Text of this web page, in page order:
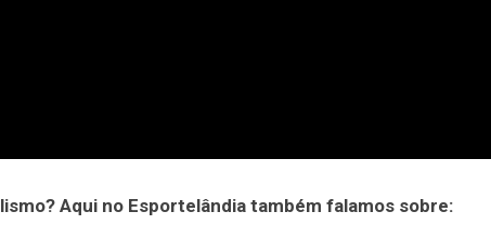
Aqui no Esportelândia também falamos sobre: